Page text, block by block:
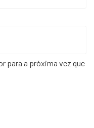
para a próxima vez que